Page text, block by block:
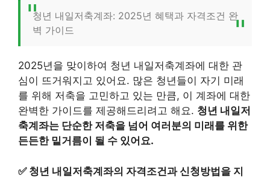
청년 내일저축계좌: 2025년 혜택과 자격조건 완
벽 가이드
2025년을 맞이하여 청년 내일저축계좌에 대한 관
심이 뜨거워지고 있어요. 많은 청년들이 자기 미래
를 위해 저축을 고민하고 있는 만큼, 이 계좌에 대한
완벽한 가이드를 제공해드리려고 해요. 청년 내일저
축계좌는 단순한 저축을 넘어 여러분의 미래를 위한
든든한 밑거름이 될 수 있어요.
✅ 청년 내일저축계좌의 자격조건과 신청방법을 지